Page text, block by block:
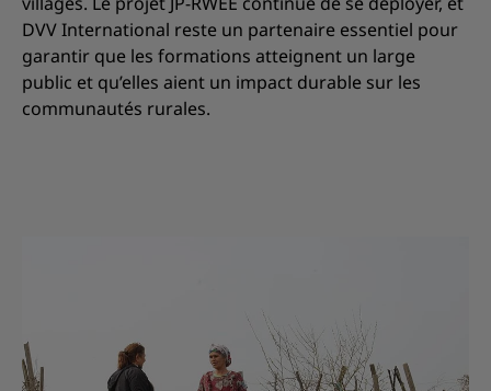
DVV International reste un partenaire essentiel pour
garantir que les formations atteignent un large
public et qu’elles aient un impact durable sur les
communautés rurales.